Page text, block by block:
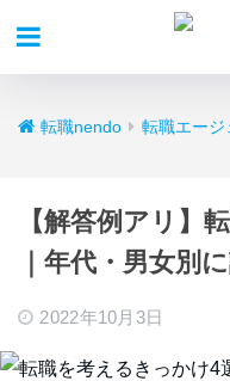
転職nendo 転職エージ
【解答例アリ】
｜年代・男女別
2022年10月3日